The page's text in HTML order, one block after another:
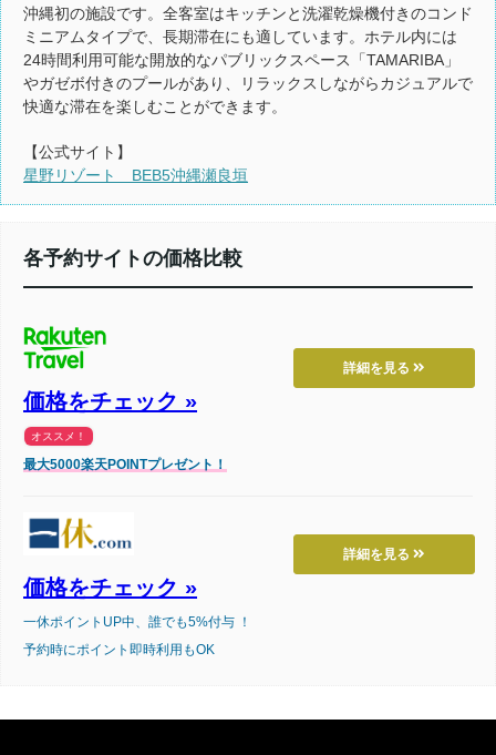
沖縄初の施設です。全客室はキッチンと洗濯乾燥機付きのコンド
ミニアムタイプで、長期滞在にも適しています。ホテル内には
24時間利用可能な開放的なパブリックスペース「TAMARIBA」
やガゼボ付きのプールがあり、リラックスしながらカジュアルで
快適な滞在を楽しむことができます。
【公式サイト】
星野リゾート BEB5沖縄瀬良垣
各予約サイトの価格比較
詳細を見る
価格をチェック »
オススメ！
最大5000楽天POINTプレゼント！
詳細を見る
価格をチェック »
一休ポイントUP中、誰でも5%付与 ！
予約時にポイント即時利用もOK